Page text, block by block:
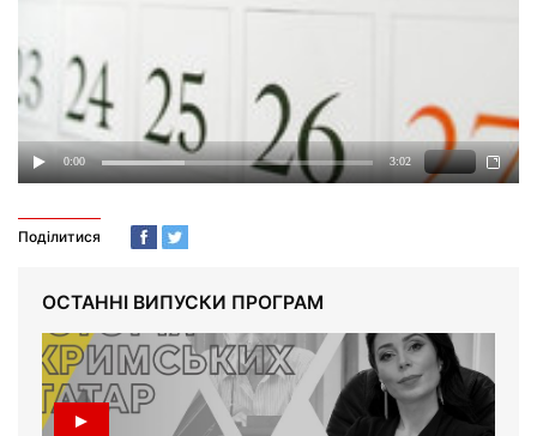
Поділитися
ОСТАННІ ВИПУСКИ ПРОГРАМ